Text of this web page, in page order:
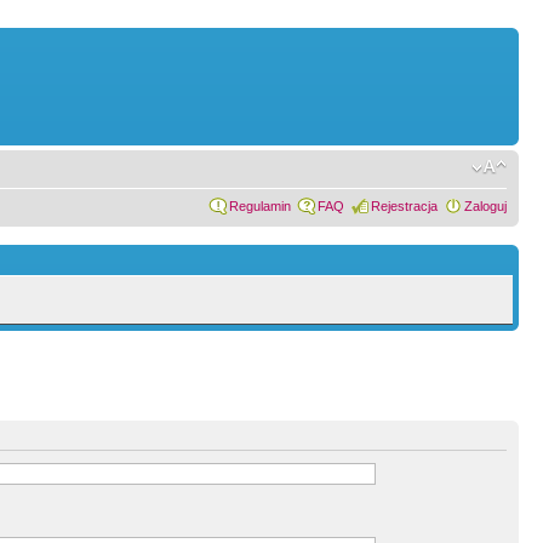
Regulamin FAQ Rejestracja Zaloguj